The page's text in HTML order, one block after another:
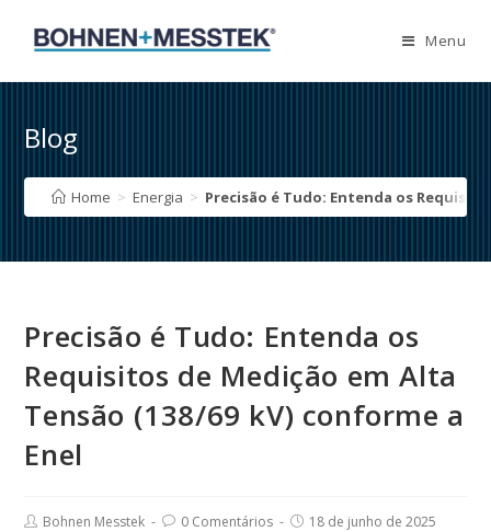
Menu
Blog
Home > Energia > Precisão é Tudo: Entenda os
Precisão é Tudo: Entenda os
Requisitos de Medição em Alta
Tensão (138/69 kV) conforme a
Enel
PostBohnen Messtek
Post0 Comentários
Post18 de junho de 2025